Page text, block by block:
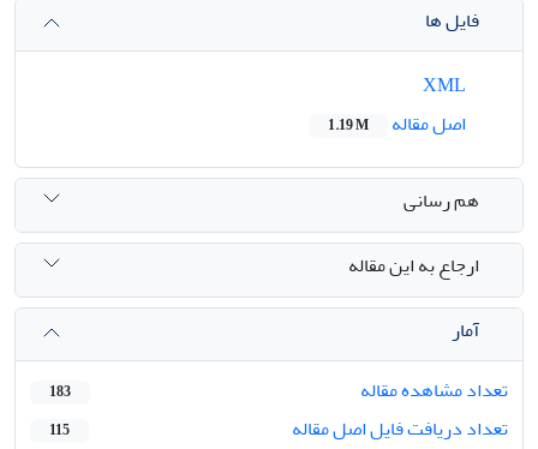
فایل ها
اصل مقاله
1.19 M
هم رسانی
ارجاع به این مقاله
آمار
تعداد مشاهده مقاله
183
تعداد دریافت فایل اصل مقاله 115